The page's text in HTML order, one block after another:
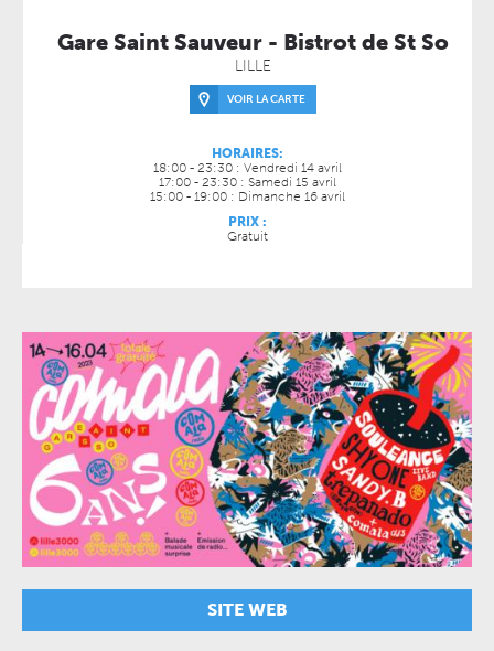
Gare Saint Sauveur - Bistrot de St So
LILLE
VOIR LA CARTE
HORAIRES:
18:00 - 23:30 : Vendredi 14 avril
17:00 - 23:30 : Samedi 15 avril
15:00 - 19:00 : Dimanche 16 avril
PRIX :
Gratuit
SITE WEB